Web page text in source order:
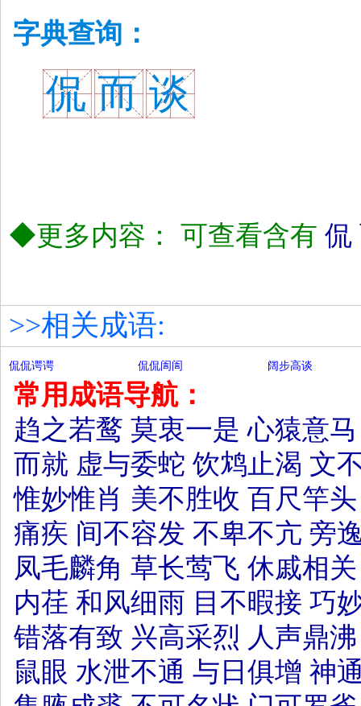
字典查询：
侃 而 谈
◆更多内容： 可查看含有 侃
>>相关成语:
侃侃谔谔 侃侃訚訚 阔步高谈
常用成语导航：
趋之若鹜 莫衷一是 心猿意马
而就 虚与委蛇 饮鸩止渴 文
惟妙惟肖 美不胜收 百尺竿头
痛疾 间不容发 不卑不亢 旁
凤毛麟角 草长莺飞 休戚相关
内荏 和风细雨 目不暇接 巧
错落有致 兴高采烈 人声鼎沸
鼠眼 水泄不通 与日俱增 神